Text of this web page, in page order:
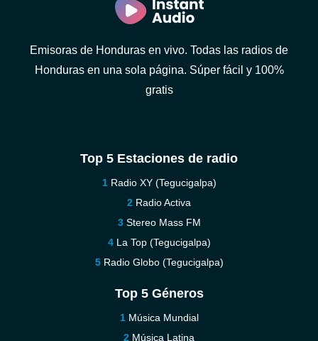
Emisoras de Honduras en vivo. Todas las radios de
Honduras en una sola página. Súper fácil y 100%
gratis
Top 5 Estaciones de radio
Radio XY (Tegucigalpa)
Radio Activa
Stereo Mass FM
La Top (Tegucigalpa)
Radio Globo (Tegucigalpa)
Top 5 Géneros
Música Mundial
Música Latina